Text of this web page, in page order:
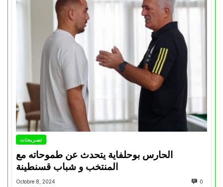
تصريحات
الحارس بوحلفاية يتحدث عن طموحاته مع
المنتخب و شباب قسنطينة
Octobre 8, 2024 0